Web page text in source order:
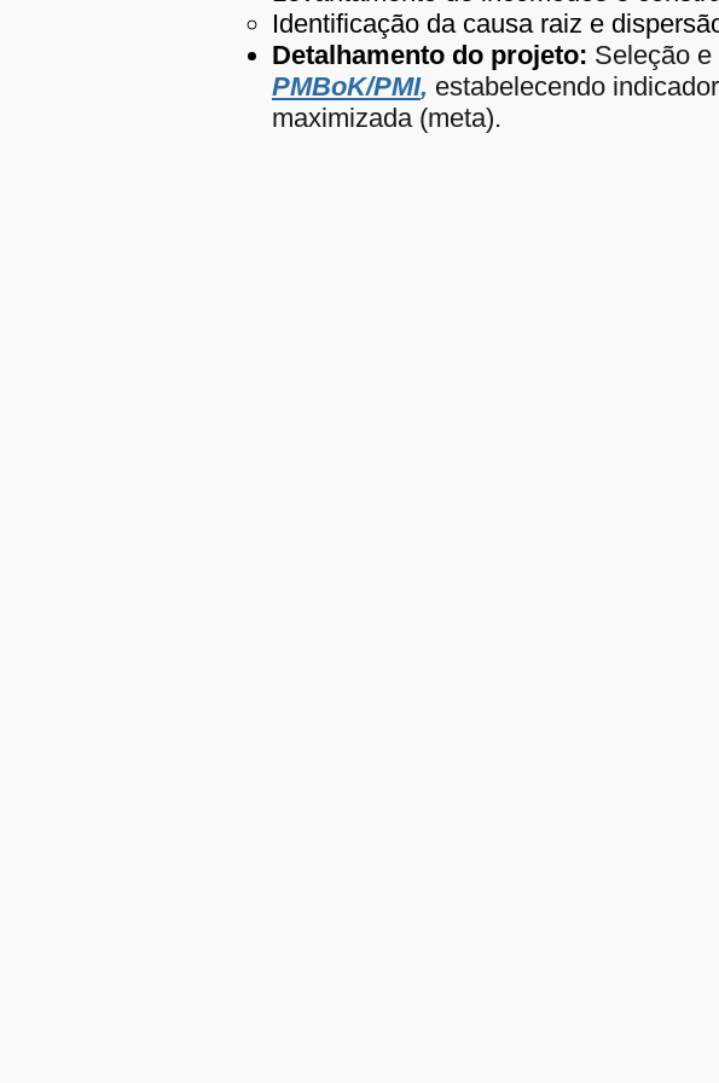
Identificação da causa raiz e
Detalhamento do projeto: Seleção
PMBoK/PMI, estabelecendo
maximizada (meta).